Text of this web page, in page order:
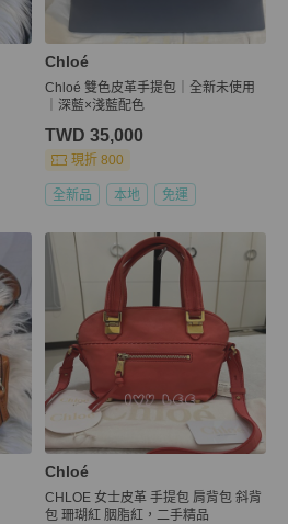
Chloé
Chloé 雙色皮革手提包｜全新未使用
｜深藍×淺藍配色
TWD 35,000
現折 800
全新品 本地 免運
Chloé
CHLOE 女士皮革 手提包 肩背包 斜背
包 珊瑚紅 胭脂紅，二手精品